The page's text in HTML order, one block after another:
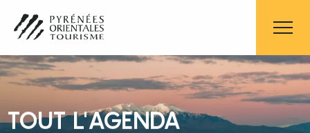
contenu
principal
TOUT L'AGENDA